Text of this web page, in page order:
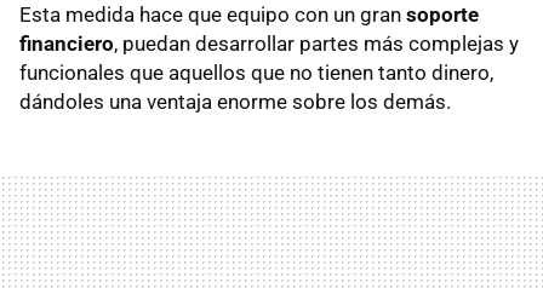
Esta medida hace que equipo con un gran soporte
financiero, puedan desarrollar partes más complejas y
funcionales que aquellos que no tienen tanto dinero,
dándoles una ventaja enorme sobre los demás.